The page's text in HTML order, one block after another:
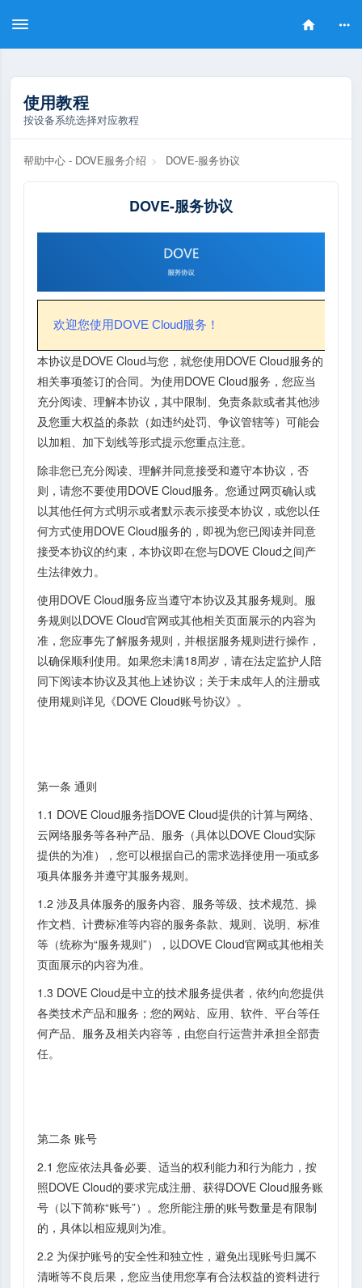
Toggle
Toggle
使用教程
按设备系统选择对应教程
帮助中心 - DOVE服务介绍 > DOVE-服务协议
DOVE-服务协议
欢迎您使用DOVE Cloud服务！
本协议是DOVE Cloud与您，就您使用DOVE Cloud服务的
相关事项签订的合同。为使用DOVE Cloud服务，您应当
充分阅读、理解本协议，其中限制、免责条款或者其他涉
及您重大权益的条款（如违约处罚、争议管辖等）可能会
以加粗、加下划线等形式提示您重点注意。
除非您已充分阅读、理解并同意接受和遵守本协议，否
则，请您不要使用DOVE Cloud服务。您通过网页确认或
以其他任何方式明示或者默示表示接受本协议，或您以任
何方式使用DOVE Cloud服务的，即视为您已阅读并同意
接受本协议的约束，本协议即在您与DOVE Cloud之间产
生法律效力。
使用DOVE Cloud服务应当遵守本协议及其服务规则。服
务规则以DOVE Cloud官网或其他相关页面展示的内容为
准，您应事先了解服务规则，并根据服务规则进行操作，
以确保顺利使用。如果您未满18周岁，请在法定监护人陪
同下阅读本协议及其他上述协议；关于未成年人的注册或
使用规则详见《DOVE Cloud账号协议》。
第一条 通则
1.1 DOVE Cloud服务指DOVE Cloud提供的计算与网络、
云网络服务等各种产品、服务（具体以DOVE Cloud实际
提供的为准），您可以根据自己的需求选择使用一项或多
项具体服务并遵守其服务规则。
1.2 涉及具体服务的服务内容、服务等级、技术规范、操
作文档、计费标准等内容的服务条款、规则、说明、标准
等（统称为“服务规则”），以DOVE Cloud官网或其他相关
页面展示的内容为准。
1.3 DOVE Cloud是中立的技术服务提供者，依约向您提供
各类技术产品和服务；您的网站、应用、软件、平台等任
何产品、服务及相关内容等，由您自行运营并承担全部责
任。
第二条 账号
2.1 您应依法具备必要、适当的权利能力和行为能力，按
照DOVE Cloud的要求完成注册、获得DOVE Cloud服务账
号（以下简称“账号”）。您所能注册的账号数量是有限制
的，具体以相应规则为准。
2.2 为保护账号的安全性和独立性，避免出现账号归属不
清晰等不良后果，您应当使用您享有合法权益的资料进行